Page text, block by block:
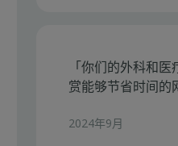
「你们的外科和
赏能够节省时间的
2024年9月